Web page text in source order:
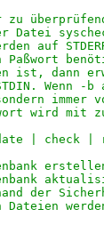
zu
Datei
auf
ist, dann
Wenn -
wird mit
| check |
der
Dateien